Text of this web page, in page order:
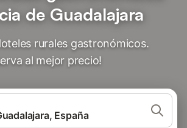
de Guadalajara
rurales gastronómicos.
al mejor precio!
España